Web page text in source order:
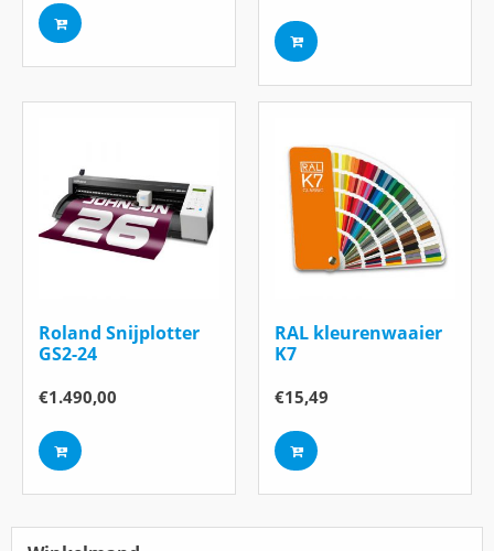
Roland Snijplotter
GS2-24
€1.490,00
RAL kleurenwaaier
K7
€15,49